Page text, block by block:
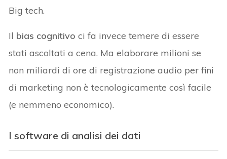
Big tech.
Il bias cognitivo ci fa invece temere di essere
stati ascoltati a cena. Ma elaborare milioni se
non miliardi di ore di registrazione audio per fini
di marketing non è tecnologicamente così facile
(e nemmeno economico).
I software di analisi dei dati